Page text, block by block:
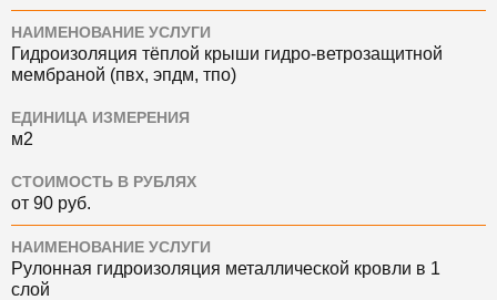
НАИМЕНОВАНИЕ УСЛУГИ
Гидроизоляция тёплой крыши гидро-ветрозащитной
мембраной (пвх, эпдм, тпо)
ЕДИНИЦА ИЗМЕРЕНИЯ
м2
СТОИМОСТЬ В РУБЛЯХ
от 90 руб.
НАИМЕНОВАНИЕ УСЛУГИ
Рулонная гидроизоляция металлической кровли в 1
слой